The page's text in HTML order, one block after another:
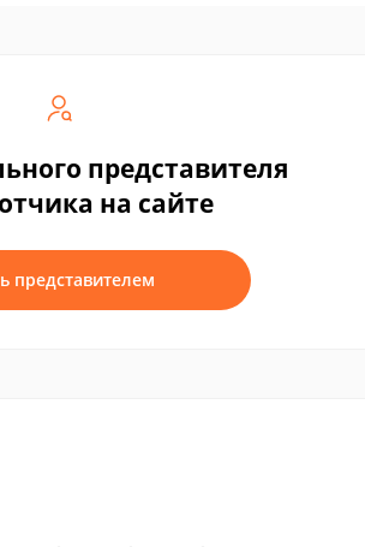
представителя
на сайте
представителем